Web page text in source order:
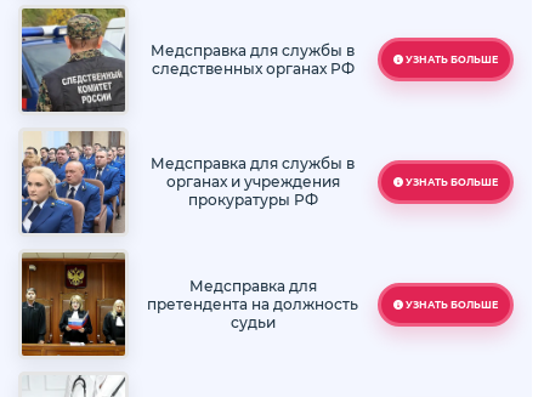
Медсправка для службы в
следственных органах РФ
УЗНАТЬ БОЛЬШЕ
Медсправка для службы в
органах и учреждения
прокуратуры РФ
УЗНАТЬ БОЛЬШЕ
Медсправка для
претендента на должность
судьи
УЗНАТЬ БОЛЬШЕ